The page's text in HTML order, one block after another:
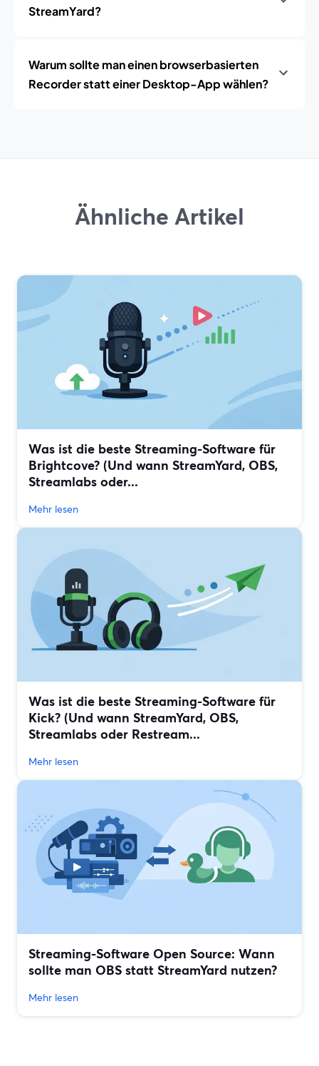
StreamYard?
Warum sollte man einen browserbasierten
Recorder statt einer Desktop-App wählen?
Ähnliche Artikel
Was ist die beste Streaming-Software für
Brightcove? (Und wann StreamYard, OBS,
Streamlabs oder...
Mehr lesen
Was ist die beste Streaming-Software für
Kick? (Und wann StreamYard, OBS,
Streamlabs oder Restream...
Mehr lesen
Streaming-Software Open Source: Wann
sollte man OBS statt StreamYard nutzen?
Mehr lesen